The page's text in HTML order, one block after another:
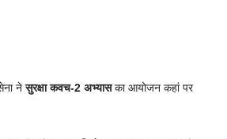
नेसुरक्षा कवच-2 अभ्यासका आयोजन कहां पर